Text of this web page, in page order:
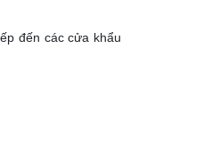
đến các cửa khẩu